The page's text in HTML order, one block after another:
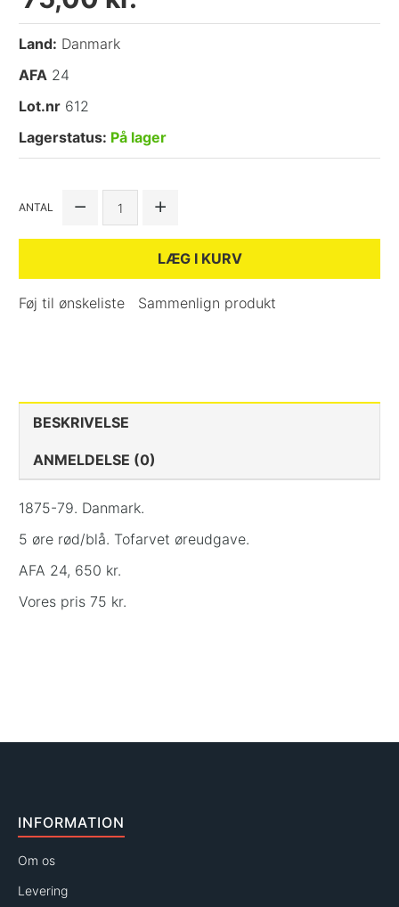
Land: Danmark
AFA 24
Lot.nr 612
Lagerstatus: På lager
ANTAL
LÆG I KURV
Føj til ønskeliste Sammenlign produkt
BESKRIVELSE
ANMELDELSE (0)
1875-79. Danmark.
5 øre rød/blå. Tofarvet øreudgave.
AFA 24, 650 kr.
Vores pris 75 kr.
INFORMATION
Om os
Levering